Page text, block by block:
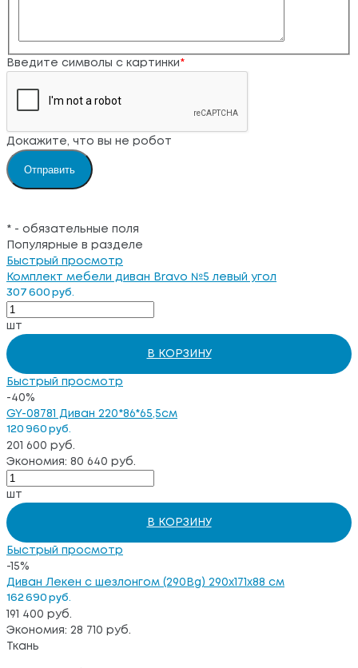
Введите символы с картинки *
Докажите, что вы не робот
* - обязательные поля
Популярные в разделе
Быстрый просмотр
Комплект мебели диван Bravo №5 левый угол
307 600 руб.
шт
В КОРЗИНУ
Быстрый просмотр
-40%
GY-08781 Диван 220*86*65,5см
120 960 руб.
201 600 руб.
Экономия: 80 640 руб.
шт
В КОРЗИНУ
Быстрый просмотр
-15%
Диван Лекен с шезлонгом (290Bg) 290x171x88 см
162 690 руб.
191 400 руб.
Экономия: 28 710 руб.
Ткань